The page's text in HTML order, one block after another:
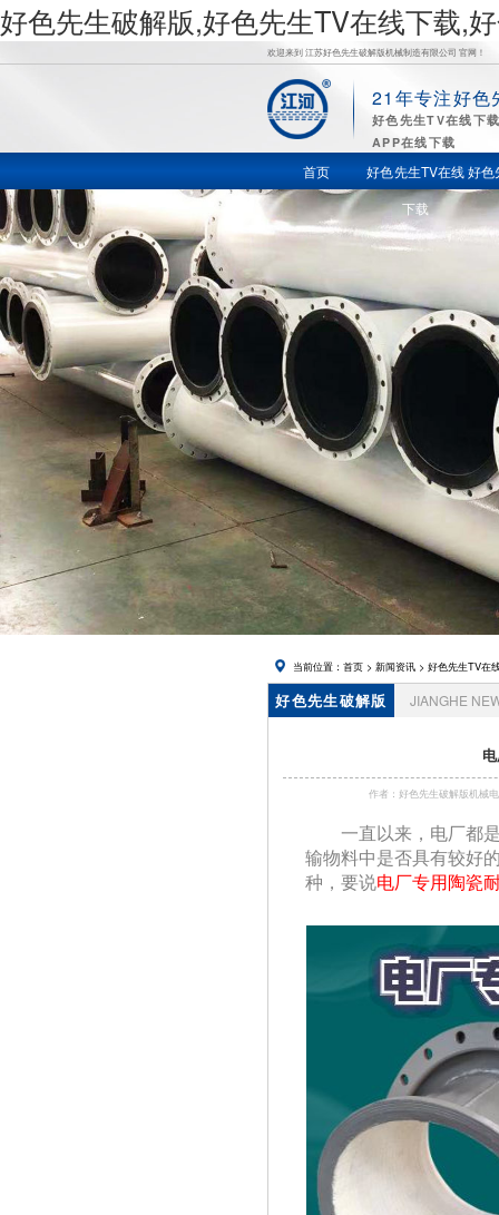
好色先生破解版,好色先生TV在线下载,
欢迎来到 江苏好色先生破解版机械制造有限公司 官网！
色先生TV
在线下载,
好色先生
苹果下载,
好色先生
视频APP
在线下载,
锅炉风帽
21年专注好色
好色先生TV在线下
APP在线下载
首页
好色先生TV在线
下载
好色
当前位置： 首页> 新闻资讯> 好色先生TV在
好色先生破解版
JIANGHE
作者：好色先生破解版机械
一直以来，电厂
输物料中是否具有较好
种，要说电厂专用陶瓷